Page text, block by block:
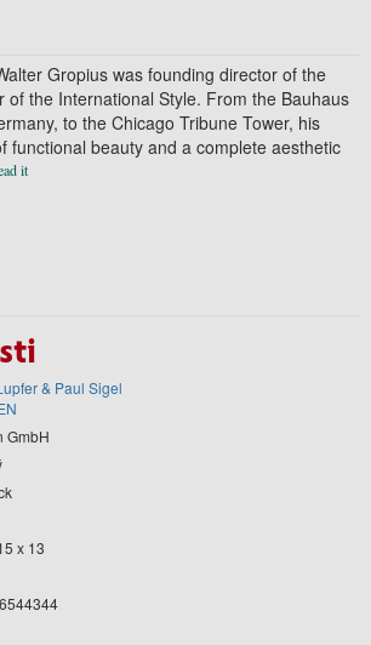
Gropius was founding director of the
of the International Style. From the Bauhaus
to the Chicago Tribune Tower, his
functional beauty and a complete aesthetic
& Paul Sigel
GmbH
x 13